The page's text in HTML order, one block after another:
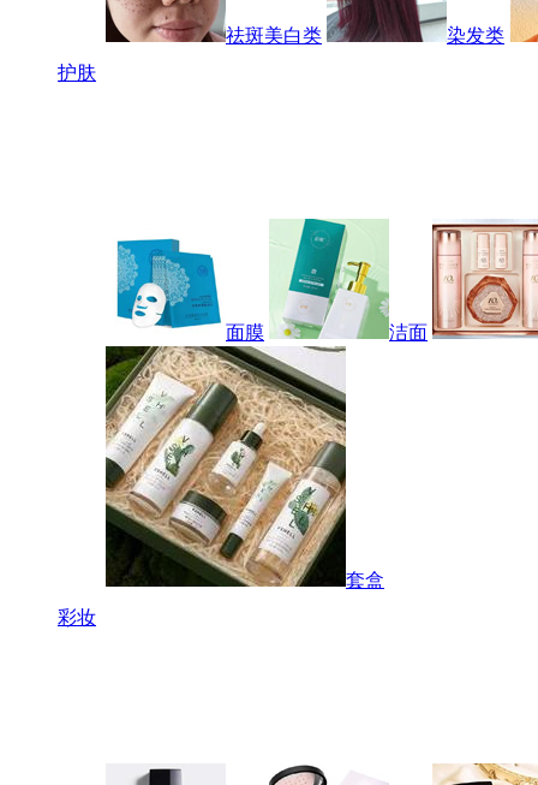
祛斑美白类
染发类
护肤
面膜 洁面
套盒
彩妆